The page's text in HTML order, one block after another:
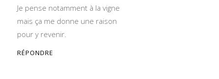
Je pense notamment à la vigne
mais ça me donne une raison
pour y revenir.
RÉPONDRE